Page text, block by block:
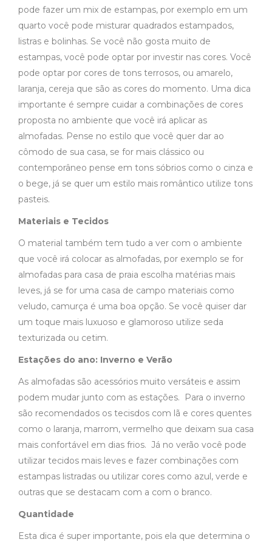
pode fazer um mix de estampas, por exemplo em um
quarto você pode misturar quadrados estampados,
listras e bolinhas. Se você não gosta muito de
estampas, você pode optar por investir nas cores. Você
pode optar por cores de tons terrosos, ou amarelo,
laranja, cereja que são as cores do momento. Uma dica
importante é sempre cuidar a combinações de cores
proposta no ambiente que você irá aplicar as
almofadas. Pense no estilo que você quer dar ao
cômodo de sua casa, se for mais clássico ou
contemporâneo pense em tons sóbrios como o cinza e
o bege, já se quer um estilo mais romântico utilize tons
pasteis.
Materiais e Tecidos
O material também tem tudo a ver com o ambiente
que você irá colocar as almofadas, por exemplo se for
almofadas para casa de praia escolha matérias mais
leves, já se for uma casa de campo materiais como
veludo, camurça é uma boa opção. Se você quiser dar
um toque mais luxuoso e glamoroso utilize seda
texturizada ou cetim.
Estações do ano: Inverno e Verão
As almofadas são acessórios muito versáteis e assim
podem mudar junto com as estações. Para o inverno
são recomendados os tecisdos com lã e cores quentes
como o laranja, marrom, vermelho que deixam sua casa
mais confortável em dias frios. Já no verão você pode
utilizar tecidos mais leves e fazer combinações com
estampas listradas ou utilizar cores como azul, verde e
outras que se destacam com a com o branco.
Quantidade
Esta dica é super importante, pois ela que determina o